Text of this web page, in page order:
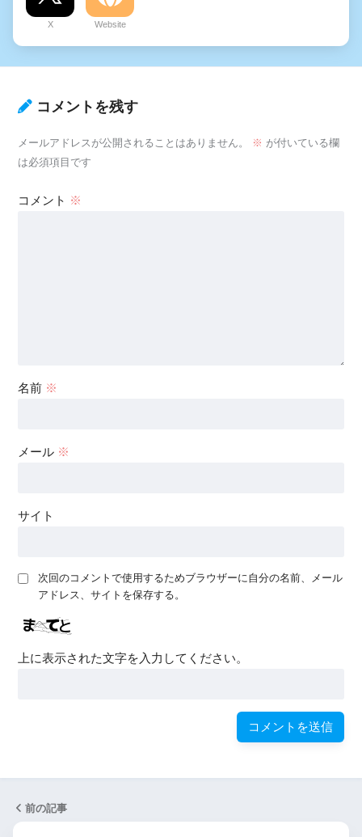
X Website
コメントを残す
メールアドレスが公開されることはありません。 ※ が付いている欄
は必須項目です
コメント ※
名前 ※
メール ※
サイト
次回のコメントで使用するためブラウザーに自分の名前、メール
アドレス、サイトを保存する。
上に表示された文字を入力してください。
前の記事